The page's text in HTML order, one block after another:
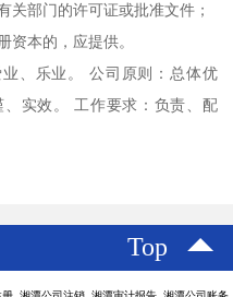
关部门的许可证或批准文件；
资本的，应提供。
、乐业。 公司原则：总体优
实效。 工作要求：负责、配
Top